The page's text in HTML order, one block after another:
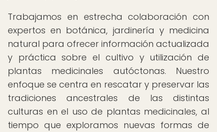
Trabajamos en estrecha colaboración con
expertos en botánica, jardinería y medicina
natural para ofrecer información actualizada
y práctica sobre el cultivo y utilización de
plantas medicinales autóctonas. Nuestro
enfoque se centra en rescatar y preservar las
tradiciones ancestrales de las distintas
culturas en el uso de plantas medicinales, al
tiempo que exploramos nuevas formas de